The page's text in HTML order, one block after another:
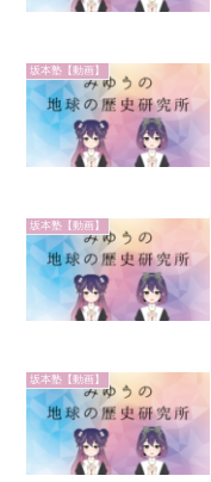
坂本塾【動画】
坂本塾【動画】
坂本塾【動画】